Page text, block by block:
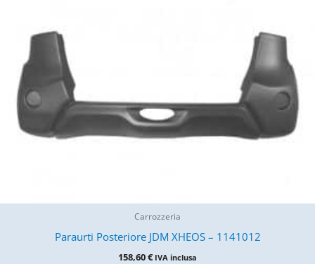
Carrozzeria
Paraurti Posteriore JDM XHEOS – 1141012
158,60€ IVA inclusa